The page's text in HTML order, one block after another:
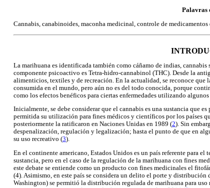
Palavras
Cannabis, canabinoides, maconha medicinal, controle de
La marihuana es identificada también como cáñamo de indias,
componente psicoactivo es Tetra-hidro-cannabinol (THC). Desde la
alimenticios, textiles y de recreación. En la actualidad, se reconoce
consumida en el mundo, pero aún no es del todo conocida, porque
como los efectos benéficos para ciertas enfermedades utilizando algunos
Inicialmente, se debe considerar que el cannabis es una sustancia que
permitida su utilización para fines médicos y científicos por los países
posteriormente la ratificaron en Naciones Unidas en 1989 (2). Sin
despenalización, regulación y legalización; hasta el punto de que en
su uso recreativo (3).
En el continente americano, Estados Unidos es un país referente para
sustancia, pero en el caso de la regulación de la marihuana con fines
este debate se entiende como un producto con fines medicinales el
(4). Asimismo, en este país se considera un delito el porte y
Washington) se permitió la distribución regulada de marihuana para